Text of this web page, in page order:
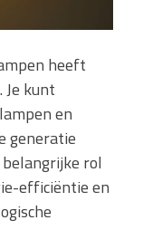
heeft
kunt
en
generatie
rol
efficiëntie en